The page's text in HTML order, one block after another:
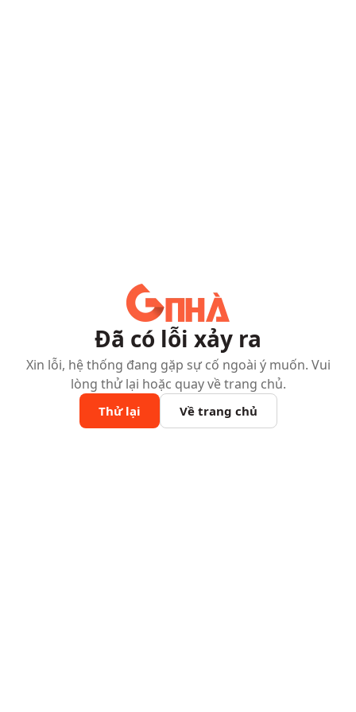
Đã có lỗi xảy ra
Xin lỗi, hệ thống đang gặp sự cố ngoài ý muốn. Vui
lòng thử lại hoặc quay về trang chủ.
Thử lại Về trang chủ